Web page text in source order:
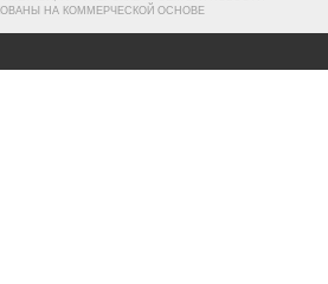
НА КОММЕРЧЕСКОЙ ОСНОВЕ